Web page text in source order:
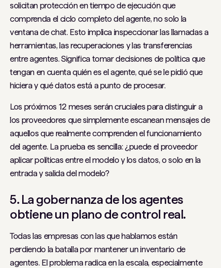
solicitan protección en tiempo de ejecución que
comprenda el ciclo completo del agente, no solo la
ventana de chat. Esto implica inspeccionar las llamadas a
herramientas, las recuperaciones y las transferencias
entre agentes. Significa tomar decisiones de política que
tengan en cuenta quién es el agente, qué se le pidió que
hiciera y qué datos está a punto de procesar.
Los próximos 12 meses serán cruciales para distinguir a
los proveedores que simplemente escanean mensajes de
aquellos que realmente comprenden el funcionamiento
del agente. La prueba es sencilla: ¿puede el proveedor
aplicar políticas entre el modelo y los datos, o solo en la
entrada y salida del modelo?
5. La gobernanza de los agentes
obtiene un plano de control real.
Todas las empresas con las que hablamos están
perdiendo la batalla por mantener un inventario de
agentes. El problema radica en la escala, especialmente